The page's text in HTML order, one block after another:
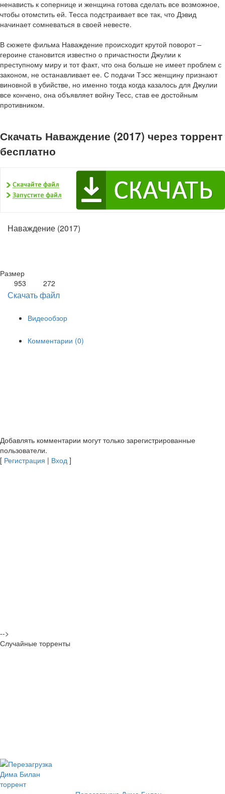
ненависть к сопернице и женщина готова сделать все возможное,
чтобы отомстить ей. Тесса подстраивает все так, что Дэвид
начинает сомневаться в своей невесте.
В сюжете фильма Наваждение происходит крутой поворот –
героине становится известно о причастности Джулии к
преступному миру и тот факт, что она больше не имеет проблем с
законом, не останавливает ее. С подачи Тэсс женщину признают
виновной в убийстве, но именно тогда когда казалось для Джулии
все кончено, она объявляет войну Тесс, став ее достойным
противником.
Скачать Наваждение (2017) через торрент
бесплатно
Наваждение (2017)
Размер
953
272
Скачать файл
Видеообзор
Комментарии (0)
Добавлять комментарии могут только зарегистрированные
пользователи.
[ Регистрация | Вход ]
-->
Случайные торренты